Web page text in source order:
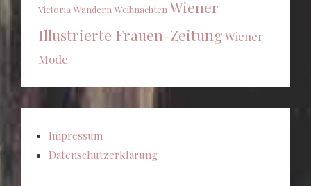
Victoria Wandern Weihnachten Wiener
Illustrierte Frauen-ZeitungWiener
Mode
Impressum
Datenschutzerklärung